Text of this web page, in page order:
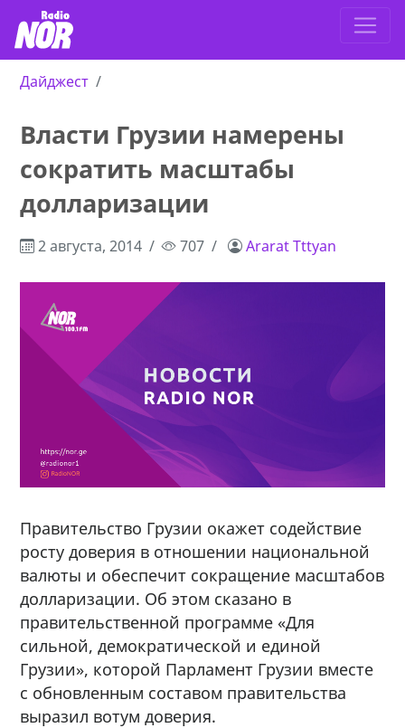
Дайджест
Власти Грузии намерены
сократить масштабы
долларизации
2 августа, 2014 707 Ararat Tttyan
Правительство Грузии окажет содействие
росту доверия в отношении национальной
валюты и обеспечит сокращение масштабов
долларизации. Об этом сказано в
правительственной программе «Для
сильной, демократической и единой
Грузии», которой Парламент Грузии вместе
с обновленным составом правительства
выразил вотум доверия.